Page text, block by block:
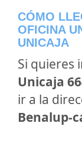
CÓMO
OFICINA
UNICAJA
Si quieres
Unicaja
ir a la
Benalup-